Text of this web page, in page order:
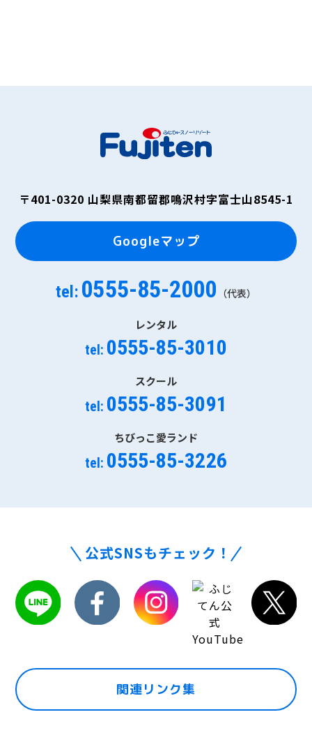
〒401-0320 山梨県南都留郡鳴沢村字富士山8545-1
Googleマップ
tel: 0555-85-2000 （代表）
レンタル
tel: 0555-85-3010
スクール
tel: 0555-85-3091
ちびっこ愛ランド
tel: 0555-85-3226
公式SNSもチェック！
関連リンク集